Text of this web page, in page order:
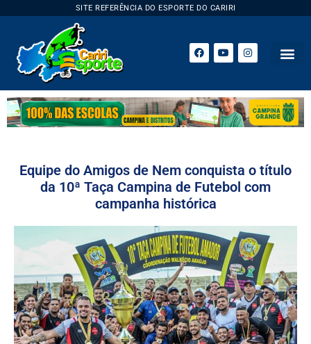
SITE REFERÊNCIA DO ESPORTE DO CARIRI
Equipe do Amigos de Nem conquista o título
da 10ª Taça Campina de Futebol com
campanha histórica